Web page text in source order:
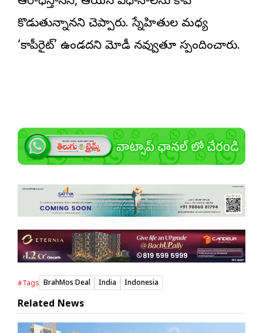
కొడుతున్నానని చెప్పారు. స్నేహితుల మధ్య
‘కాపీరైట్‌’ ఉండదని మోడీ నవ్వుతూ స్పందించారు.
#Tags BrahMos Deal India Indonesia
Related News